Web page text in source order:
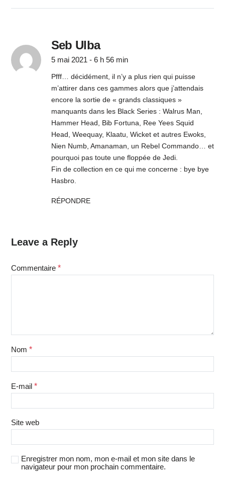
Seb Ulba
5 mai 2021 - 6 h 56 min
Pfff… décidément, il n’y a plus rien qui puisse
m’attirer dans ces gammes alors que j’attendais
encore la sortie de « grands classiques »
manquants dans les Black Series : Walrus Man,
Hammer Head, Bib Fortuna, Ree Yees Squid
Head, Weequay, Klaatu, Wicket et autres Ewoks,
Nien Numb, Amanaman, un Rebel Commando… et
pourquoi pas toute une floppée de Jedi.
Fin de collection en ce qui me concerne : bye bye
Hasbro.
RÉPONDRE
Leave a Reply
Commentaire *
Nom *
E-mail *
Site web
Enregistrer mon nom, mon e-mail et mon site dans le
navigateur pour mon prochain commentaire.